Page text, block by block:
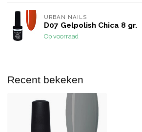
URBAN NAILS
D07 Gelpolish Chica 8 gr.
Op voorraad
Recent bekeken